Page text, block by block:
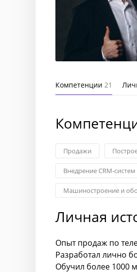
Компетенции 21
Продажи
Внедрение CRM-
Машиностроение и
Личная
Опыт продаж по
Разработал лично
Обучил более 1000